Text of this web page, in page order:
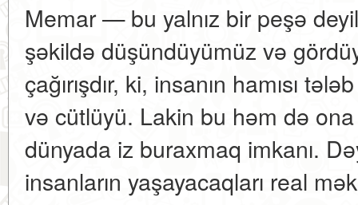
Memar — bu yalnız bir peşə
şəkildə düşündüyümüz və
çağırışdır, ki, insanın hamısı
və cütlüyü. Lakin bu həm də
dünyada iz buraxmaq imkanı.
insanların yaşayacaqları real